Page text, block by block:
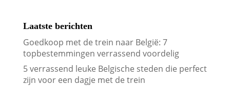
Laatste berichten
Goedkoop met de trein naar België: 7
topbestemmingen verrassend voordelig
5 verrassend leuke Belgische steden die perfect
zijn voor een dagje met de trein